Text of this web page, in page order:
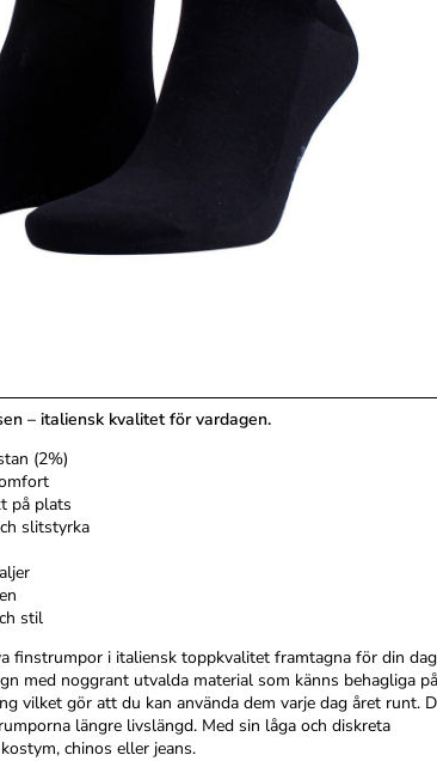
– italiensk kvalitet för vardagen.
(2%)
på plats
slitstyrka
stil
finstrumpor i italiensk toppkvalitet framtagna för din
med noggrant utvalda material som känns behagliga på
vilket gör att du kan använda dem varje dag året runt.
längre livslängd. Med sin låga och diskreta
chinos eller jeans.